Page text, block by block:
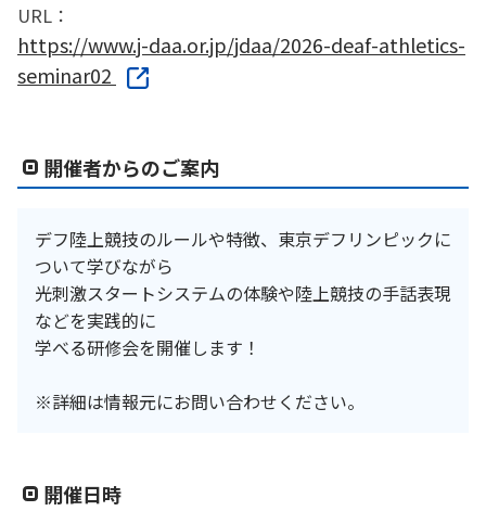
URL：
https://www.j-daa.or.jp/jdaa/2026-deaf-athletics-
seminar02
開催者からのご案内
デフ陸上競技のルールや特徴、東京デフリンピックに
ついて学びながら
光刺激スタートシステムの体験や陸上競技の手話表現
などを実践的に
学べる研修会を開催します！
※詳細は情報元にお問い合わせください。
開催日時